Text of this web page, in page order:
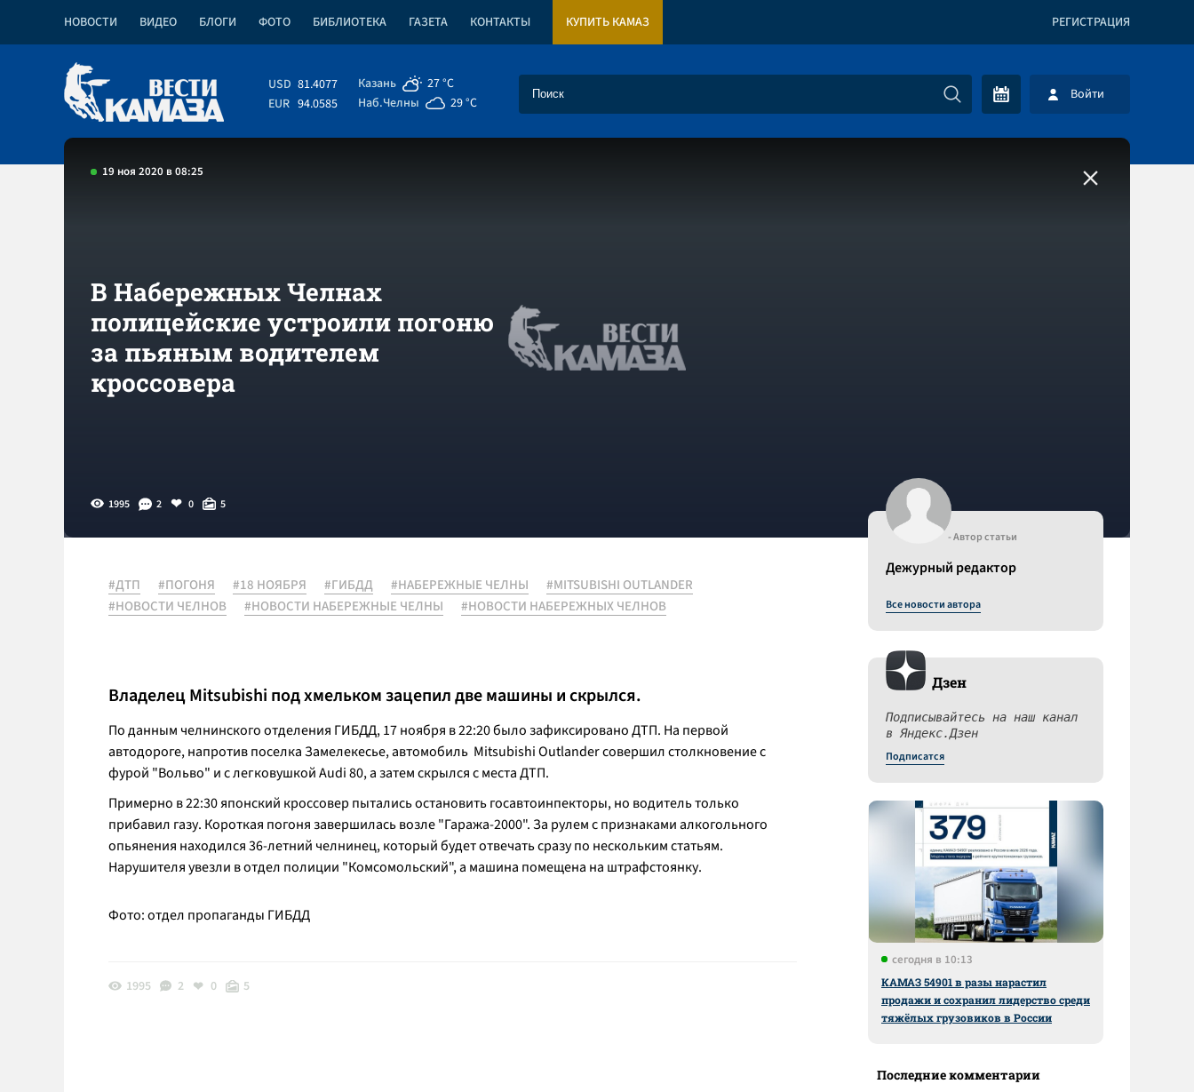
НОВОСТИ ВИДЕО БЛОГИ ФОТО БИБЛИОТЕКА ГАЗЕТА КОНТАКТЫ КУПИТЬ КАМАЗ РЕГИСТРАЦИЯ
USD 81.4077
EUR 94.0585
Казань
27 °C
Наб.Челны
29 °C Войти
19 ноя 2020 в 08:25
В Набережных Челнах
полицейские устроили погоню
за пьяным водителем
кроссовера
1995 2 0 5
#ДТП #ПОГОНЯ #18 НОЯБРЯ #ГИБДД #НАБЕРЕЖНЫЕ ЧЕЛНЫ
#MITSUBISHI OUTLANDER
#НОВОСТИ ЧЕЛНОВ
#НОВОСТИ НАБЕРЕЖНЫЕ ЧЕЛНЫ #НОВОСТИ НАБЕРЕЖНЫХ ЧЕЛНОВ
Владелец Mitsubishi под хмельком зацепил две машины и скрылся.
По данным челнинского отделения ГИБДД, 17 ноября в 22:20 было зафиксировано ДТП. На первой
автодороге, напротив поселка Замелекесье, автомобиль Mitsubishi Outlander совершил столкновение с
фурой "Вольво" и с легковушкой Audi 80, а затем скрылся с места ДТП.
Примерно в 22:30 японский кроссовер пытались остановить госавтоинпекторы, но водитель только
прибавил газу. Короткая погоня завершилась возле "Гаража-2000". За рулем с признаками алкогольного
опьянения находился 36-летний челнинец, который будет отвечать сразу по нескольким статьям.
Нарушителя увезли в отдел полиции "Комсомольский", а машина помещена на штрафстоянку.
Фото: отдел пропаганды ГИБДД
1995 2 0 5
- Автор статьи
Дежурный редактор
Все новости автора
Дзен
Подписывайтесь на наш канал
в Яндекс.Дзен
Подписатся
сегодня в 10:13
КАМАЗ 54901 в разы нарастил
продажи и сохранил лидерство среди
тяжёлых грузовиков в России
Последние комментарии